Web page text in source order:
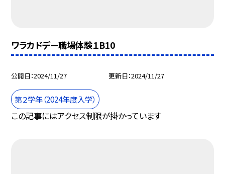
ワラカドデー職場体験１B10
公開日 2024/11/27 更新日 2024/11/27
第２学年（2024年度入学）
この記事にはアクセス制限が掛かっています